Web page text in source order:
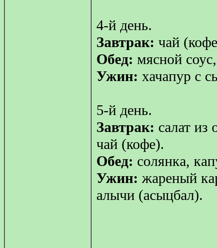
4-й день.
Завтрак: чай
Обед: мясной
Ужин: хачапур с
5-й день.
Завтрак: салат
чай (кофе).
Обед: солянка,
Ужин: жареный
алычи (асыцбал).